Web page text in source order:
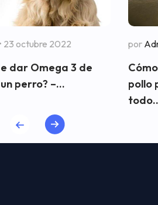
• 23 octubre 2022
dar Omega 3 de
perro? –...
por
pollo